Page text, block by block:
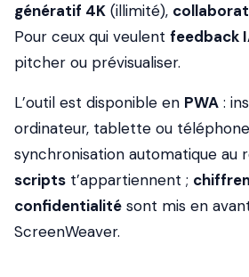
génératif 4K (illimité),
Pour ceux qui veulent feedback
pitcher ou prévisualiser.
L’outil est disponible en PWA :
ordinateur, tablette ou
synchronisation automatique au
scripts t’appartiennent ;
confidentialité sont mis en
ScreenWeaver.